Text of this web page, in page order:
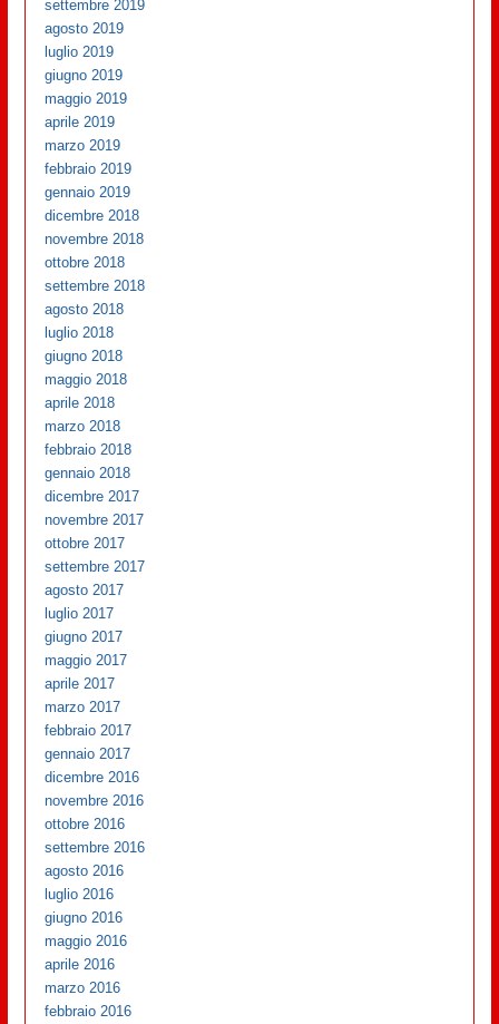
settembre 2019
agosto 2019
luglio 2019
giugno 2019
maggio 2019
aprile 2019
marzo 2019
febbraio 2019
gennaio 2019
dicembre 2018
novembre 2018
ottobre 2018
settembre 2018
agosto 2018
luglio 2018
giugno 2018
maggio 2018
aprile 2018
marzo 2018
febbraio 2018
gennaio 2018
dicembre 2017
novembre 2017
ottobre 2017
settembre 2017
agosto 2017
luglio 2017
giugno 2017
maggio 2017
aprile 2017
marzo 2017
febbraio 2017
gennaio 2017
dicembre 2016
novembre 2016
ottobre 2016
settembre 2016
agosto 2016
luglio 2016
giugno 2016
maggio 2016
aprile 2016
marzo 2016
febbraio 2016